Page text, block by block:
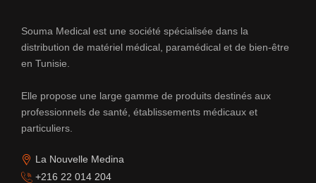
Souma Medical est une société spécialisée dans la
distribution de matériel médical, paramédical et de bien-être
en Tunisie.
Elle propose une large gamme de produits destinés aux
professionnels de santé, établissements médicaux et
particuliers.
La Nouvelle Medina
+216 22 014 204